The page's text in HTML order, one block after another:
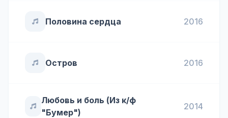
Половина сердца 2016
Остров 2016
Любовь и боль (Из к/ф
"Бумер")
2014